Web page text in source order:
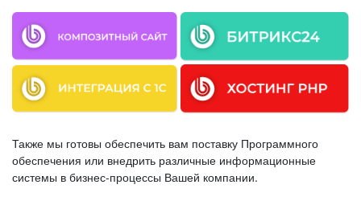
Также мы готовы обеспечить вам поставку Программного
обеспечения или внедрить различные информационные
системы в бизнес-процессы Вашей компании.